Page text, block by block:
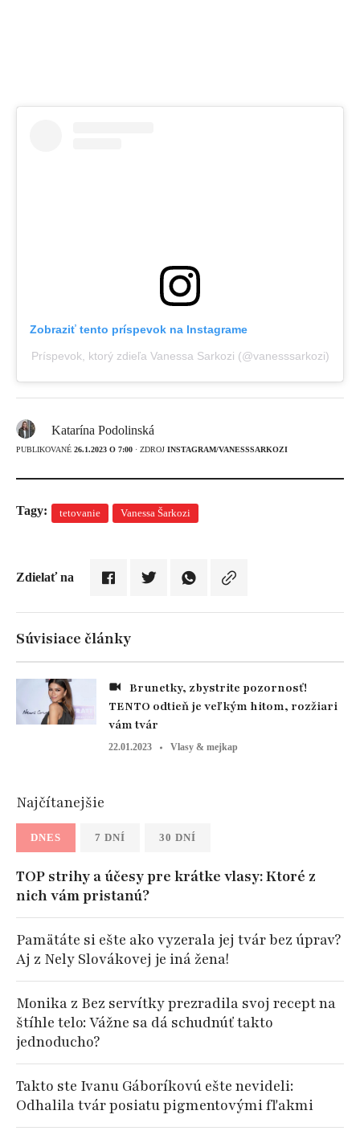
Zobraziť tento príspevok na Instagrame
Príspevok, ktorý zdieľa Vanessa Sarkozi (@vanesssarkozi)
Katarína Podolinská
PUBLIKOVANÉ 26.1.2023 O 7:00 · ZDROJ INSTAGRAM/VANESSSARKOZI
Tagy: tetovanie Vanessa Šarkozi
Zdielať na
Súvisiace články
TENTO odtieň je veľkým hitom, rozžiari
vám tvár
22.01.2023 Vlasy & mejkap
Najčítanejšie
DNES 7 DNÍ 30 DNÍ
TOP strihy a účesy pre krátke vlasy: Ktoré z
nich vám pristanú?
Pamätáte si ešte ako vyzerala jej tvár bez úprav?
Aj z Nely Slovákovej je iná žena!
Monika z Bez servítky prezradila svoj recept na
štíhle telo: Vážne sa dá schudnúť takto
jednoducho?
Takto ste Ivanu Gáboríkovú ešte nevideli:
Odhalila tvár posiatu pigmentovými fľakmi